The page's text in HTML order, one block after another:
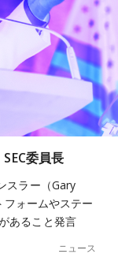
委員長
スラー（Gary
ォームやステー
あること発言
ニュース